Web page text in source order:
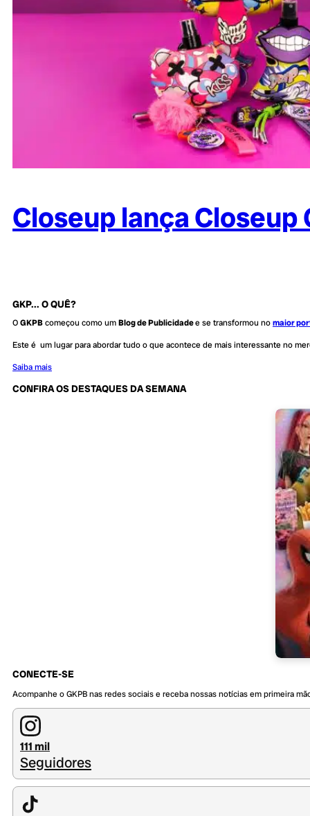
Closeup lança
GKP... O QUÊ?
OGKPBcomeçou como umBlog de Publicidadee se transformou nomaior
Este é um lugar para abordar tudo o que acontece de mais interessante no
Saiba mais
CONFIRA OS DESTAQUES DA SEMANA
CONECTE-SE
Acompanhe o GKPB nas redes sociais e receba nossas notícias em primeira
111 mil
Seguidores